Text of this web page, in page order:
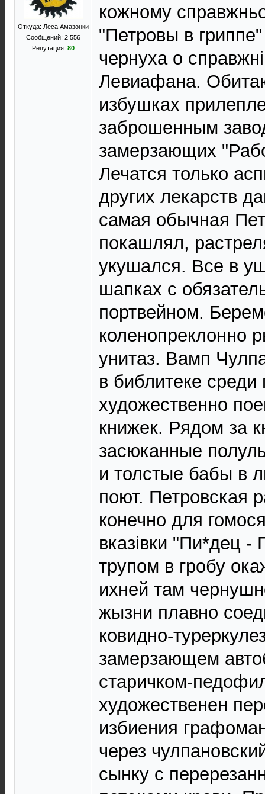
Откуда: Леса Амазонки
Сообщений: 2 556
Репутация: 80
кожному
"Петровы в
чернуха о
Левиафана.
избушках
заброшенным
замерзающих
Лечатся только
других лекарств
самая обычная
покашлял,
укушался. Все в
шапках с
портвейном.
коленопреклонно
унитаз. Вамп
в библитеке среди
художественно
книжек. Рядом за
засюканные
и толстые бабы в
поют. Петровская
конечно для
вказівки "Пи*дец -
трупом в гробу
ихней там
жызни плавно
ковидно-
замерзающем
старичком-
художественен
избиения
через
сынку с